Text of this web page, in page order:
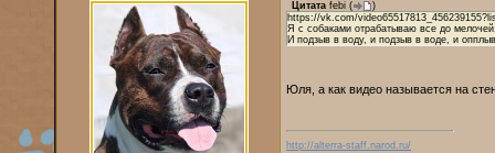
Цитата febi (
)
https://vk.com/
Я с собаками отрабатываю все до
И подзыв в воду, и подзыв в воде, и
Юля, а как видео называется на
http://alterra-staff.narod.ru/